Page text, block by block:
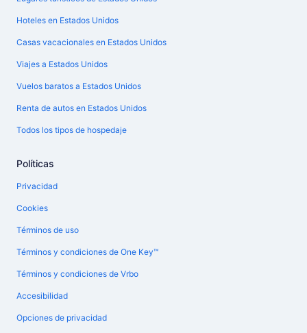
Hoteles en Estados Unidos
Casas vacacionales en Estados Unidos
Viajes a Estados Unidos
Vuelos baratos a Estados Unidos
Renta de autos en Estados Unidos
Todos los tipos de hospedaje
Políticas
Privacidad
Cookies
Términos de uso
Términos y condiciones de One Key™
Términos y condiciones de Vrbo
Accesibilidad
Opciones de privacidad